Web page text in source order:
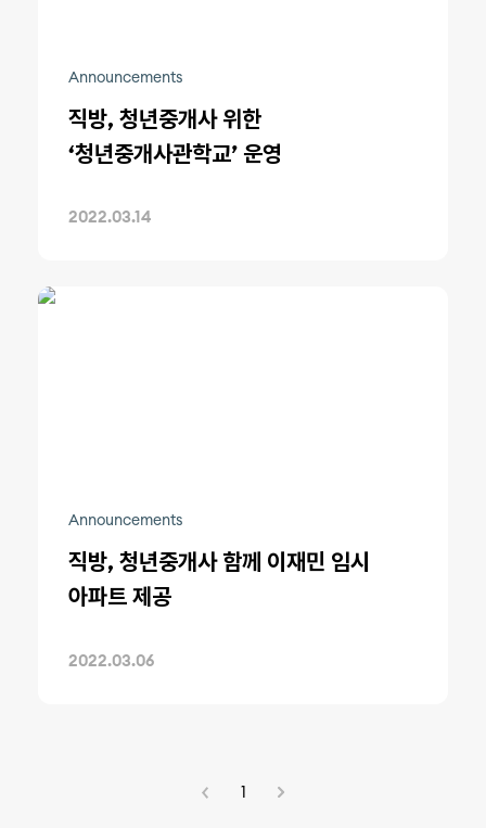
Announcements
직방, 청년중개사 위한
‘청년중개사관학교’ 운영
2022.03.14
Announcements
직방, 청년중개사 함께 이재민 임시
아파트 제공
2022.03.06
1